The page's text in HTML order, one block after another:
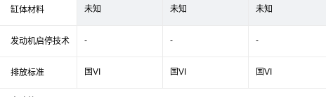
缸体材料
发动机启停技术
排放标准
未知 未知 未知
- - -
国VI 国VI 国VI